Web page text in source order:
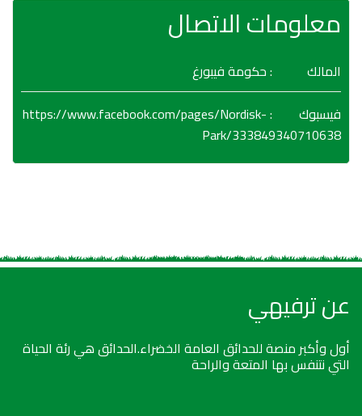
معلومات الاتصال
المالك
: حكومة فيبورغ
فيسبوك
:
https://www.facebook.com/pages/Nordisk-
Park/333849340710638
عن ترفيهي
أول وأكبر منصة للحدائق العامة الخضراء.الحدائق هي رئة الحياة
التي نتنفس بها المتعة والراحة